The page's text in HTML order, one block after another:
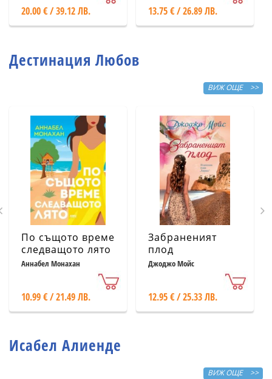
20.00 € / 39.12 ЛВ. 13.75 € / 26.89 ЛВ.
Дестинация Любов
ВИЖ ОЩЕ >>
По същото време
следващото лято
Аннабел Монахан
10.99 € / 21.49 ЛВ.
Забраненият
плод
Джоджо Мойс
12.95 € / 25.33 ЛВ.
Исабел Алиенде
ВИЖ ОЩЕ >>